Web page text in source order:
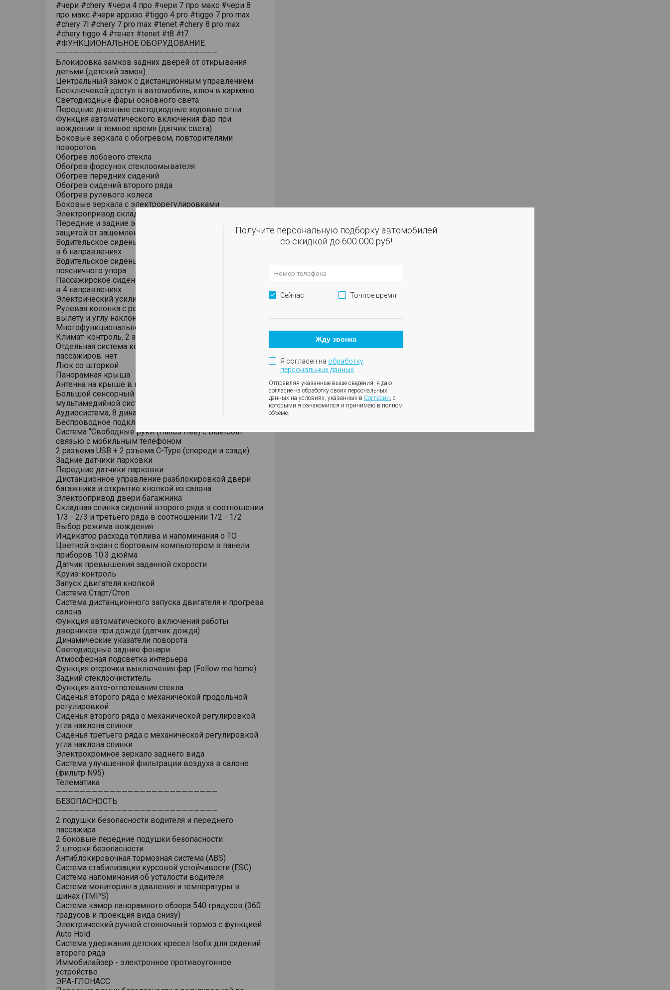
#чери #chery #чери 4 про #чери 7 про макс #чери 8
про макс #чери арризо #tiggo 4 pro #tiggo 7 pro max
#chery 7l #chery 7 pro max #tenet #chery 8 pro max
#chery tiggo 4 #тенет #tenet #t8 #t7
#ФУНКЦИОНАЛЬНОЕ ОБОРУДОВАНИЕ
———————————————————————————
Блокировка замков задних дверей от открывания
детьми (детский замок)
Центральный замок с дистанционным управлением
Бесключевой доступ в автомобиль, ключ в кармане
Светодиодные фары основного света
Передние дневные светодиодные ходовые огни
Функция автоматического включения фар при
вождении в темное время (датчик света)
Боковые зеркала с обогревом, повторителями
поворотов
Обогрев лобового стекла
Обогрев форсунок стеклоомывателя
Обогрев передних сидений
Обогрев сидений второго ряда
Обогрев рулевого колеса
Боковые зеркала с электрорегулировками
Электропривод складывания боковых зеркал
Передние и задние электростеклоподъемники с
защитой от защемления, авто
Водительское сиденье с электрической регулировкой
в 6 направлениях
Водительское сиденье с электрической регулировкой
поясничного упора
Пассажирское сиденье с электрической регулировкой
в 4 направлениях
Электрический усилитель рулевого управления
Рулевая колонка с регулировкой в 4 направлениях (по
вылету и углу наклона)
Многофункциональное рулевое колесо
Климат-контроль, 2 зоны
Отдельная система кондиционирования для
пассажиров: нет
Люк со шторкой
Панорамная крыша
Антенна на крыше в виде плавника
Большой сенсорный емкостный дисплей
мультимедийной системы 15.6 дюйма, радиоприёмник
Аудиосистема, 8 динамиков
Беспроводное подключение Android Auto/Apple CarPlay
Система "Свободные руки"(Hands free) с Bluetooth-
связью с мобильным телефоном
2 разъема USB + 2 рзъема C-Type (спереди и сзади)
Задние датчики парковки
Передние датчики парковки
Дистанционное управление разблокировкой двери
багажника и открытие кнопкой из салона
Электропривод двери багажника
Складная спинка сидений второго ряда в соотношении
1/3 - 2/3 и третьего ряда в соотношении 1/2 - 1/2
Выбор режима вождения
Индикатор расхода топлива и напоминания о ТО
Цветной экран с бортовым компьютером в панели
приборов 10.3 дюйма
Датчик превышения заданной скорости
Круиз-контроль
Запуск двигателя кнопкой
Система Старт/Стоп
Система дистанционного запуска двигателя и прогрева
салона
Функция автоматического включения работы
дворников при дожде (датчик дождя)
Динамические указатели поворота
Светодиодные задние фонари
Атмосферная подсветка интерьера
Функция отсрочки выключения фар (Follow me home)
Задний стеклоочиститель
Функция авто-отпотевания стекла
Сиденья второго ряда с механической продольной
регулировкой
Сиденья второго ряда с механической регулировкой
угла наклона спинки
Сиденья третьего ряда с механической регулировкой
угла наклона спинки
Электрохромное зеркало заднего вида
Система улучшенной фильтрации воздуха в салоне
(фильтр N95)
Телематика
———————————————————————————
БЕЗОПАСНОСТЬ
———————————————————————————
2 подушки безопасности водителя и переднего
пассажира
2 боковые передние подушки безопасности
2 шторки безопасности
Антиблокировочная тормозная система (ABS)
Система стабилизации курсовой устойчивости (ESC)
Система напоминания об усталости водителя
Система мониторинга давления и температуры в
шинах (TMPS)
Система камер панорамного обзора 540 градусов (360
градусов и проекция вида снизу)
Электрический ручной стояночный тормоз с функцией
Auto Hold
Система удержания детских кресел Isofix для сидений
второго ряда
Иммобилайзер - электронное противоугонное
устройство
ЭРА-ГЛОНАСС
Получите персональную подборку автомобилей
со скидкой до 600 000 руб!
Сейчас Точное время
Жду звонка
Я согласен на обработку
персональных данных
Отправляя указанные выше сведения, я даю
согласие на обработку своих персональных
данных на условиях, указанных в Согласии, с
которыми я ознакомился и принимаю в полном
объеме.